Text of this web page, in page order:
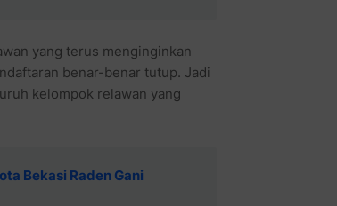
yang terus menginginkan
benar-benar tutup. Jadi
kelompok relawan yang
Bekasi Raden Gani